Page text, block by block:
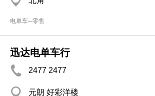
电单车─零售
迅达电单车行
2477 2477
元朗 好彩洋楼